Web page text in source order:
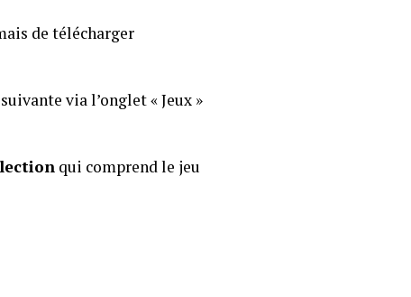
de télécharger
via l’onglet « Jeux »
qui comprend le jeu